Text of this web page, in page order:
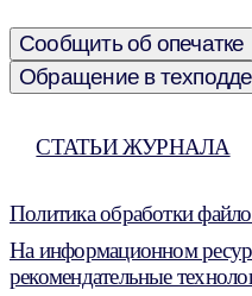
Сообщить об опечатке
Обращение в
СТАТЬИ ЖУРНАЛА
Политика обработки
На информационном
рекомендательные